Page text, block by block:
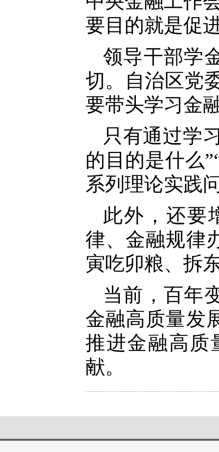
要目的就是促
领导干部学
切。自治区党
要带头学习金
只有通过学
的目的是什么
系列理论实践
此外，还要
律、金融规律
寅吃卯粮、拆
当前，百年
金融高质量发
推进金融高质
献。